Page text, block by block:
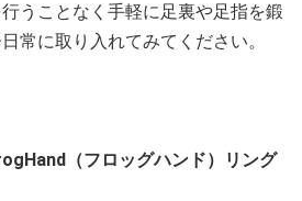
うことなく手軽に足裏や足指を鍛
常に取り入れてみてください。
（フロッグハンド）リング